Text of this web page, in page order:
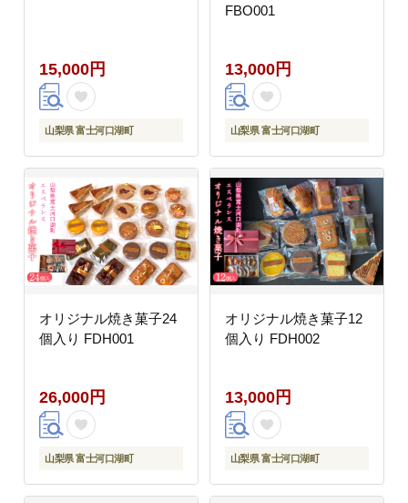
15,000円
山梨県 富士河口湖町
FBO001
13,000円
山梨県 富士河口湖町
オリジナル焼き菓子24
個入り FDH001
26,000円
山梨県 富士河口湖町
オリジナル焼き菓子12
個入り FDH002
13,000円
山梨県 富士河口湖町